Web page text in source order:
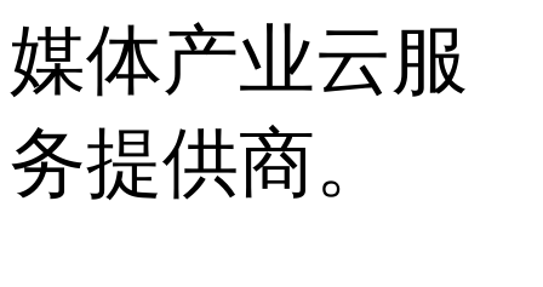
媒体产业云服
务提供商。